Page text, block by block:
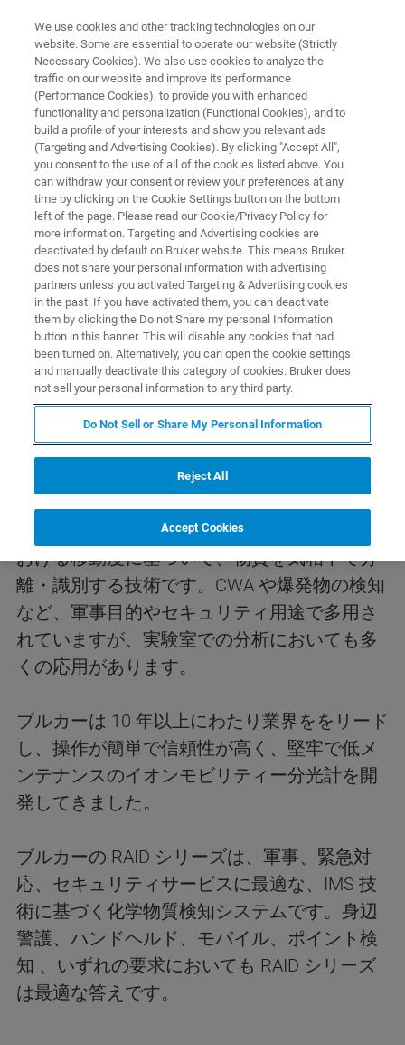
ION MOBILITY SPECTROMETRY
IMS
迅速かつ正確な検知により、軍事および民間
インフラの安全性を確実なものに
イオンモビリティ分光分析
(IMS)
イオンモビリティ分光分析 (IMS) は、イオン
化された分子のキャリアバッファーガス中に
おける移動度に基づいて、物質を気相中で分
離・識別する技術です。CWA や爆発物の検知
など、軍事目的やセキュリティ用途で多用さ
れていますが、実験室での分析においても多
くの応用があります。
ブルカーは 10 年以上にわたり業界ををリード
し、操作が簡単で信頼性が高く、堅牢で低メ
ンテナンスのイオンモビリティー分光計を開
発してきました。
ブルカーの RAID シリーズは、軍事、緊急対
応、セキュリティサービスに最適な、IMS 技
術に基づく化学物質検知システムです。身辺
警護、ハンドヘルド、モバイル、ポイント検
知 、いずれの要求においても RAID シリーズ
は最適な答えです。
We use cookies and other tracking technologies on our
website. Some are essential to operate our website (Strictly
Necessary Cookies). We also use cookies to analyze the
traffic on our website and improve its performance
(Performance Cookies), to provide you with enhanced
functionality and personalization (Functional Cookies), and to
build a profile of your interests and show you relevant ads
(Targeting and Advertising Cookies). By clicking "Accept All",
you consent to the use of all of the cookies listed above. You
can withdraw your consent or review your preferences at any
time by clicking on the Cookie Settings button on the bottom
left of the page. Please read our Cookie/Privacy Policy for
more information. Targeting and Advertising cookies are
deactivated by default on Bruker website. This means Bruker
does not share your personal information with advertising
partners unless you activated Targeting & Advertising cookies
in the past. If you have activated them, you can deactivate
them by clicking the Do not Share my personal Information
button in this banner. This will disable any cookies that had
been turned on. Alternatively, you can open the cookie settings
and manually deactivate this category of cookies. Bruker does
not sell your personal information to any third party.
Do Not Sell or Share My Personal Information
Reject All
Accept Cookies